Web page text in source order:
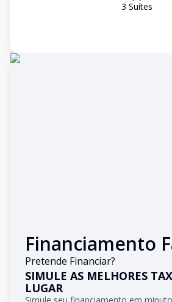
3 Suítes
Financiamento
Pretende Financiar?
SIMULE AS MELHORES
LUGAR